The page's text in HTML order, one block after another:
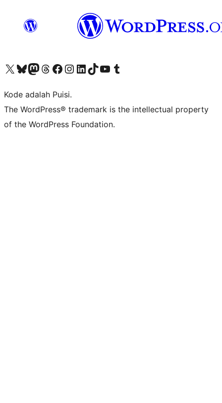
Kunjungi akun X (sebelumnya Twitter) kamiVisit our Bluesky account
Kunjungi akun Mastodon kami
Visit our Threads account
Kunjungi halaman Facebook kamiKunjungi akun Instagram kamiKunjungi akun LinkedIn kami
Visit our TikTok account
Kunjungi channel YouTube kamiVisit our Tumblr account
Kode adalah Puisi.
The WordPress® trademark is the intellectual property
of the WordPress Foundation.